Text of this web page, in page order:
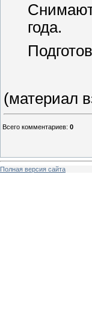
года.
(материал
Всего комментариев: 0
Полная версия сайта